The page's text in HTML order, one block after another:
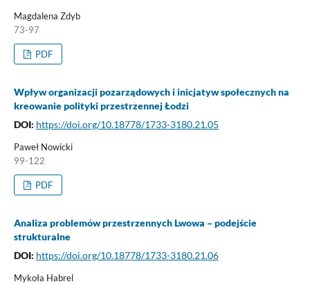
Magdalena Zdyb
73-97
PDF
Wpływ organizacji pozarządowych i inicjatyw społecznych na
kreowanie polityki przestrzennej Łodzi
DOI: https://doi.org/10.18778/1733-3180.21.05
Paweł Nowicki
99-122
PDF
Analiza problemów przestrzennych Lwowa – podejście
strukturalne
DOI: https://doi.org/10.18778/1733-3180.21.06
Mykoła Habrel